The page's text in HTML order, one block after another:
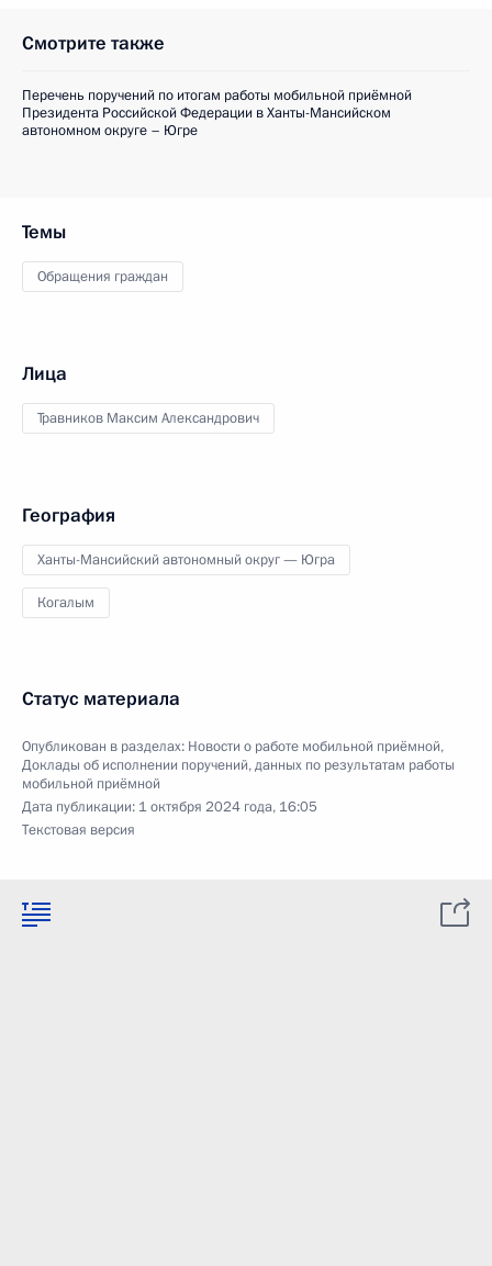
Смотрите также
Перечень поручений по итогам работы мобильной приёмной
Президента Российской Федерации в Ханты-Мансийском
автономном округе – Югре
Темы
Обращения граждан
Лица
Травников Максим Александрович
География
Ханты-Мансийский автономный округ — Югра
Когалым
Статус материала
Опубликован в разделах: Новости о работе мобильной приёмной,
Доклады об исполнении поручений, данных по результатам работы
мобильной приёмной
Дата публикации: 1 октября 2024 года, 16:05
Текстовая версия